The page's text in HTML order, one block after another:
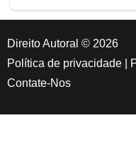
Direito Autoral © 2026
Política de privacidade
Contate-Nos